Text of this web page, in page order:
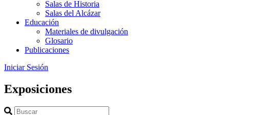
Salas de Historia
Salas del Alcázar
Educación
Materiales de divulgación
Glosario
Publicaciones
Iniciar Sesión
Exposiciones